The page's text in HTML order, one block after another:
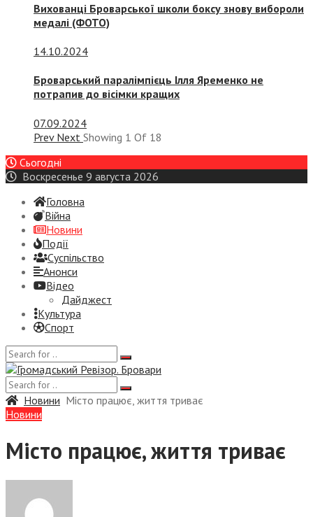
Вихованці Броварської школи боксу знову вибороли
медалі (ФОТО)
14.10.2024
Броварський паралімпієць Ілля Яременко не
потрапив до вісімки кращих
07.09.2024
Prev Next Showing 1 Of 18
Сьогодні
Воскресенье 9 августа 2026
Головна
Війна
Новини
Події
Суспiльство
Анонси
Відео
Дайджест
Культура
Спорт
Новини Місто працює, життя триває
Новини
Місто працює, життя триває